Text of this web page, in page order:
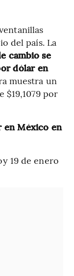
del país. La
cambio se
dólar en
muestra un
$19,1079 por
en México en
19 de enero